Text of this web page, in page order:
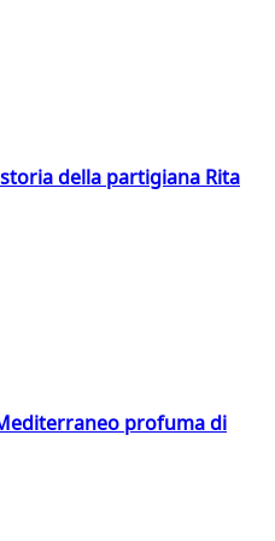
della partigiana Rita
profuma di